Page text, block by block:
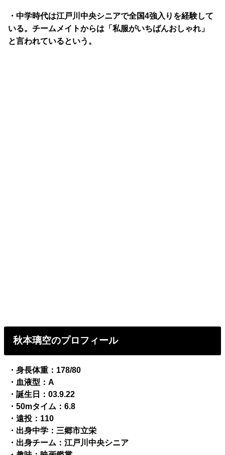
・中学時代は江戸川中央シニアで全国4強入りを経験して
いる。チームメイトからは「私服がいちばんおしゃれ」
と言われているという。
秋本璃空のプロフィール
・身長体重：178/80
・血液型：A
・誕生日：03.9.22
・50mタイム：6.8
・遠投：110
・出身中学：三郷市立栄
・出身チーム：江戸川中央シニア